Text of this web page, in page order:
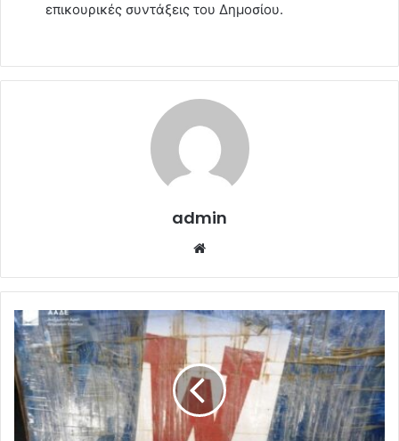
επικουρικές συντάξεις του Δημοσίου.
admin